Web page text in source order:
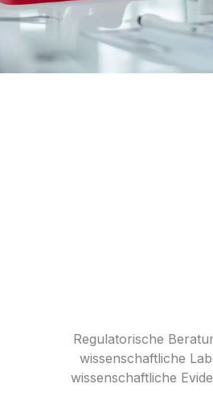
Regulatorische
wissenschaftliche
wissenschaftliche